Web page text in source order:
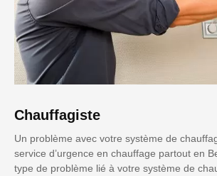
Chauffagiste
Un problème avec votre système de
service d’urgence en chauffage partout en
type de problème lié à votre système de